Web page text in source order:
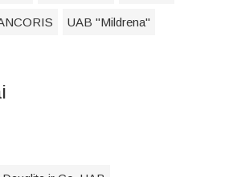
UAB "Mildrena"